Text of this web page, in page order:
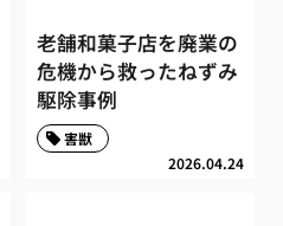
老舗和菓子店を廃業の
危機から救ったねずみ
駆除事例
2026.04.24
害獣